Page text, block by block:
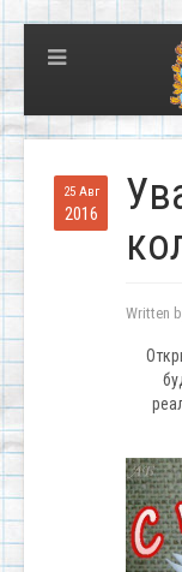
25 Авг
2016
Written